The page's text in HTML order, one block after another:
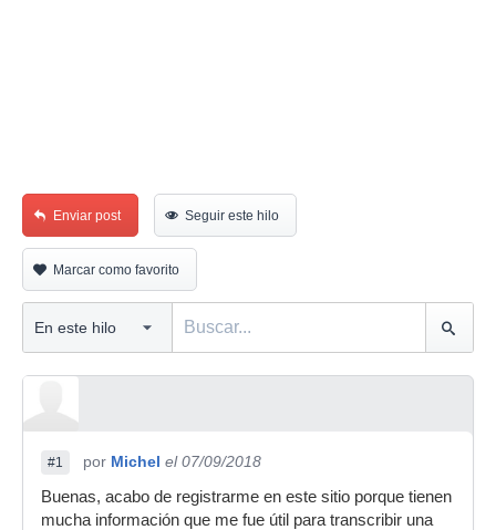
Enviar post Seguir este hilo
Marcar como favorito
#1 por Michel el 07/09/2018
Buenas, acabo de registrarme en este sitio porque tienen
mucha información que me fue útil para transcribir una